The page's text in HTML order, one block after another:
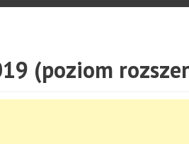
(poziom